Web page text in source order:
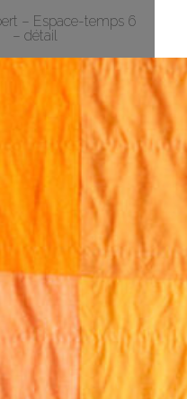
– Espace-temps 6
– détail